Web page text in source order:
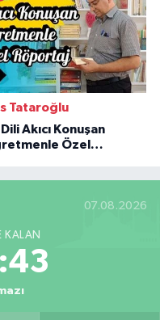
Tataroğlu
Akıcı Konuşan
Özel
07.08.2026
KALAN